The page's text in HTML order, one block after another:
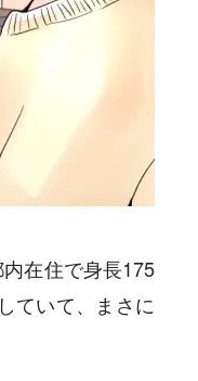
在住で身長175
ていて、まさに